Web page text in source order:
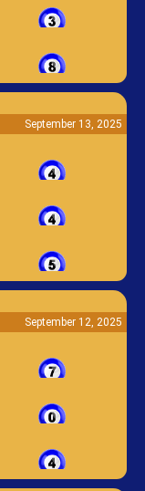
September 13, 2025
September 12, 2025